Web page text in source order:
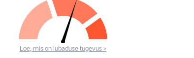
Loe, mis on lubaduse tugevus >